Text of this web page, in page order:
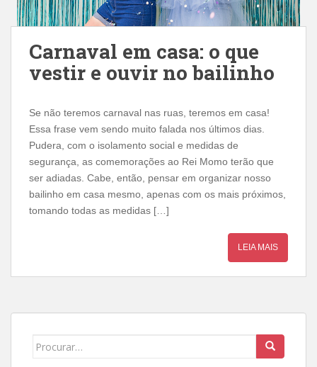
Carnaval em casa: o que
vestir e ouvir no bailinho
Se não teremos carnaval nas ruas, teremos em casa!
Essa frase vem sendo muito falada nos últimos dias.
Pudera, com o isolamento social e medidas de
segurança, as comemorações ao Rei Momo terão que
ser adiadas. Cabe, então, pensar em organizar nosso
bailinho em casa mesmo, apenas com os mais próximos,
tomando todas as medidas […]
LEIA MAIS
Search